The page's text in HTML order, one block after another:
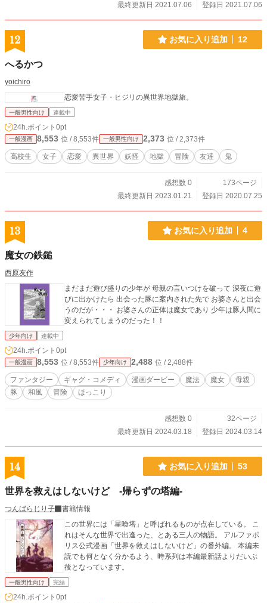
最終更新日 2021.07.06
登録日 2021.07.06
12 お気に入り追加 12
へるかつ
yoichiro
恋愛苦手女子・ヒジリの異世界地獄旅。
一般男性向け 連載中
24h.ポイント 0pt
一般漫画 8,553 位 / 8,553件 一般男性向け 2,373 位 / 2,373件
高校生 女子 恋愛 異世界 妖怪 地獄 冒険 友達 鬼
感想数 0
173ページ
最終更新日 2023.01.21
登録日 2020.07.25
13 お気に入り追加 4
魔女の鉄鎚
西原友作
まだまだ遊び盛りの少年が 母親の言いつけを破って 深夜に遊
びに出かけたら 出会った豚に案内された先で お婆さんと出会
うのだが・・・ お婆さんの正体は魔女であり 少年は豚人間に
変えられてしまうのだった！！
少年向け 連載中
24h.ポイント 0pt
一般漫画 8,553 位 / 8,553件 少年向け 2,488 位 / 2,488件
ファンタジー ギャグ・コメディ 漫画ダービー 魔法 魔女
母親
豚
和風 冒険 ほっこり
感想数 0
32ページ
最終更新日 2024.03.18
登録日 2024.03.14
14 お気に入り追加 53
世界を救えはしないけど -帰らずの塔編-
つんばらじり子
書籍情報
この世界には「星喰塔」と呼ばれるものが点在している。 こ
れはそんな世界で出逢った、とある三人の物語。 アルファポ
リス公式漫画「世界を救えはしないけど」の番外編。 本編未
読でも何となく分かるよう、時系列は本編最新話よりだいぶ
後となっています。
一般男性向け 完結
24h.ポイント 0pt